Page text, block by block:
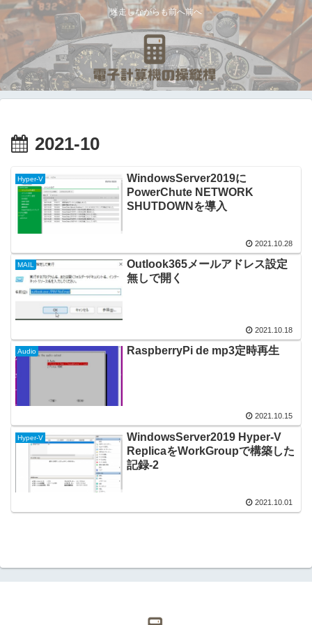
迷走しながらも前へ前へ
2021-10
Hyper-V
WindowsServer2019に
PowerChute NETWORK
SHUTDOWNを導入
2021.10.28
MAIL
Outlook365メールアドレス設定
無しで開く
2021.10.18
Audio RaspberryPi de mp3定時再生
2021.10.15
Hyper-V
WindowsServer2019 Hyper-V
ReplicaをWorkGroupで構築した
記録-2
2021.10.01